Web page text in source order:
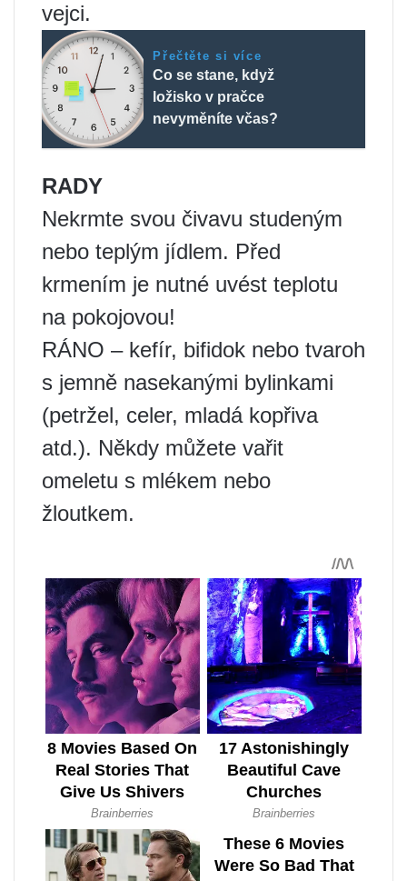
vejci.
Přečtěte si více
Co se stane, když
ložisko v pračce
nevyměníte včas?
RADY
Nekrmte svou čivavu studeným
nebo teplým jídlem. Před
krmením je nutné uvést teplotu
na pokojovou!
RÁNO – kefír, bifidok nebo tvaroh
s jemně nasekanými bylinkami
(petržel, celer, mladá kopřiva
atd.). Někdy můžete vařit
omeletu s mlékem nebo
žloutkem.